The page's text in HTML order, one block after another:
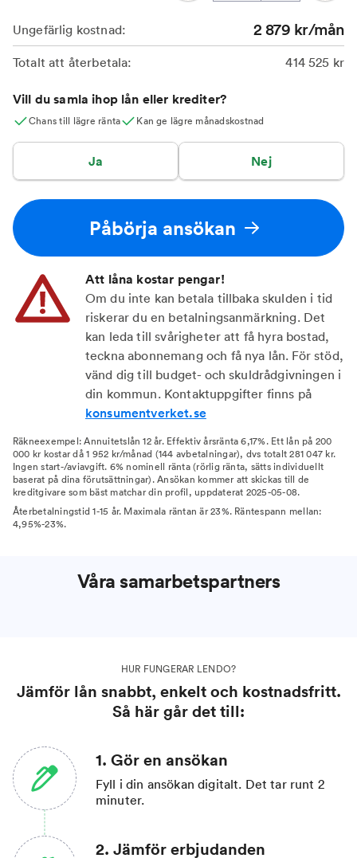
Ungefärlig kostnad: 2 879 kr/mån
Totalt att återbetala: 414 525 kr
Vill du samla ihop lån eller krediter?
Chans till lägre ränta Kan ge lägre månadskostnad
Ja Nej
Påbörja ansökan
Att låna kostar pengar!
Om du inte kan betala tillbaka skulden i tid
riskerar du en betalningsanmärkning. Det
kan leda till svårigheter att få hyra bostad,
teckna abonnemang och få nya lån. För stöd,
vänd dig till budget- och skuldrådgivningen i
din kommun. Kontaktuppgifter finns på
konsumentverket.se
Räkneexempel: Annuitetslån 12 år. Effektiv årsränta 6,17%. Ett lån på 200
000 kr kostar då 1 952 kr/månad (144 avbetalningar), dvs totalt 281 047 kr.
Ingen start-/aviavgift. 6% nominell ränta (rörlig ränta, sätts individuellt
baserat på dina förutsättningar). Ansökan kommer att skickas till de
kreditgivare som bäst matchar din profil, uppdaterat 2025-05-08.
Återbetalningstid 1-15 år. Maximala räntan är 23%. Räntespann mellan:
4,95%-23%.
Våra samarbetspartners
HUR FUNGERAR LENDO?
Jämför lån snabbt, enkelt och kostnadsfritt.
Så här går det till:
1. Gör en ansökan
Fyll i din ansökan digitalt. Det tar runt 2
minuter.
2. Jämför erbjudanden